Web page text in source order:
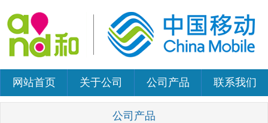
网站首页 关于公司 公司产品 联系我们
公司产品